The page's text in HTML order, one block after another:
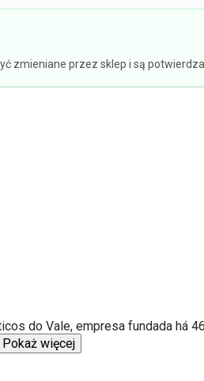
zmieniane przez sklep i są
do Vale, empresa fundada há
Pokaż więcej